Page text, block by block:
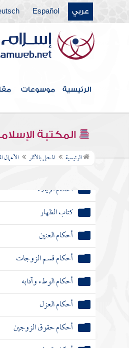
عربي Español
الرئيسية موسوعات
المكتبة
الرئيسية المحلى بالآثار
كتاب الوصايا
كتاب فعل المريض أو
أو المسافر في أموالهم
أحكام العنين
أحكام قسم الزوجات
أحكام الوطء وآدابه
أحكام العزل
أحكام حقوق الزوجين
أحكام الوطء
أحكام لبس الحرير والذهب